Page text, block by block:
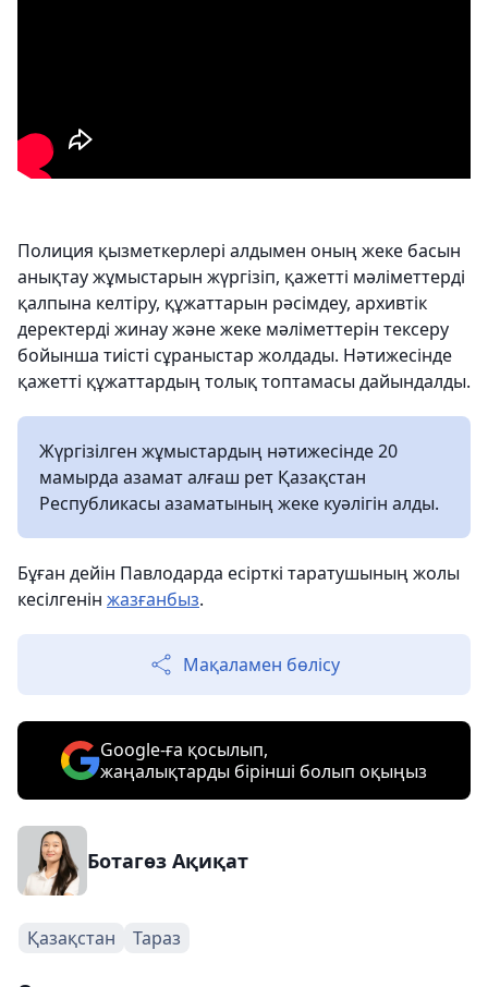
Полиция қызметкерлері алдымен оның жеке басын
анықтау жұмыстарын жүргізіп, қажетті мәліметтерді
қалпына келтіру, құжаттарын рәсімдеу, архивтік
деректерді жинау және жеке мәліметтерін тексеру
бойынша тиісті сұраныстар жолдады. Нәтижесінде
қажетті құжаттардың толық топтамасы дайындалды.
Жүргізілген жұмыстардың нәтижесінде 20
мамырда азамат алғаш рет Қазақстан
Республикасы азаматының жеке куәлігін алды.
Бұған дейін Павлодарда есірткі таратушының жолы
кесілгенін жазғанбыз.
Мақаламен бөлісу
Google-ға қосылып,
жаңалықтарды бірінші болып оқыңыз
Ботагөз Ақиқат
Қазақстан Тараз